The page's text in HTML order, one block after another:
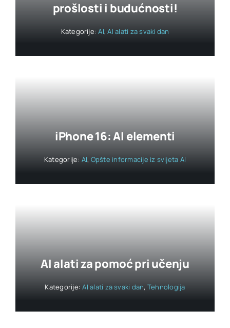
prošlosti i budućnosti!
Kategorije:AI,AI alati za svaki dan
iPhone 16: AI elementi
Kategorije: AI, Opšte informacije iz svijeta AI
AI alati za pomoć pri učenju
Kategorije:AI alati za svaki dan, Tehnologija